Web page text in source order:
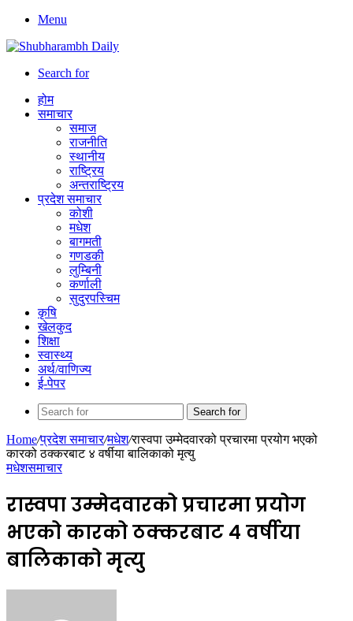
Menu
Search for
होम
समाचार
समाज
राजनीति
स्थानीय
राष्ट्रिय
अन्तराष्ट्रिय
प्रदेश समाचार
कोशी
मधेश
बागमती
गणडकी
लुम्बिनी
कर्णाली
सुदुरपस्चिम
कृषि
खेलकुद
शिक्षा
स्वास्थ्य
अर्थ/वाणिज्य
ई-पेपर
Search for
Home/प्रदेश समाचार/मधेश/रास्वपा उम्मेदवारको प्रचारमा प्रयोग भएको
कारको ठक्करबाट ४ वर्षीया बालिकाको मृत्यु
मधेशसमाचार
रास्वपा उम्मेदवारको प्रचारमा प्रयोग
भएको कारको ठक्करबाट ४ वर्षीया
बालिकाको मृत्यु